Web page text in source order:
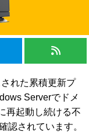
れた累積更新プ
Serverでドメ
再起動し続ける不
認されています。